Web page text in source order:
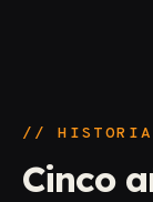
// HISTORIA
Cinco